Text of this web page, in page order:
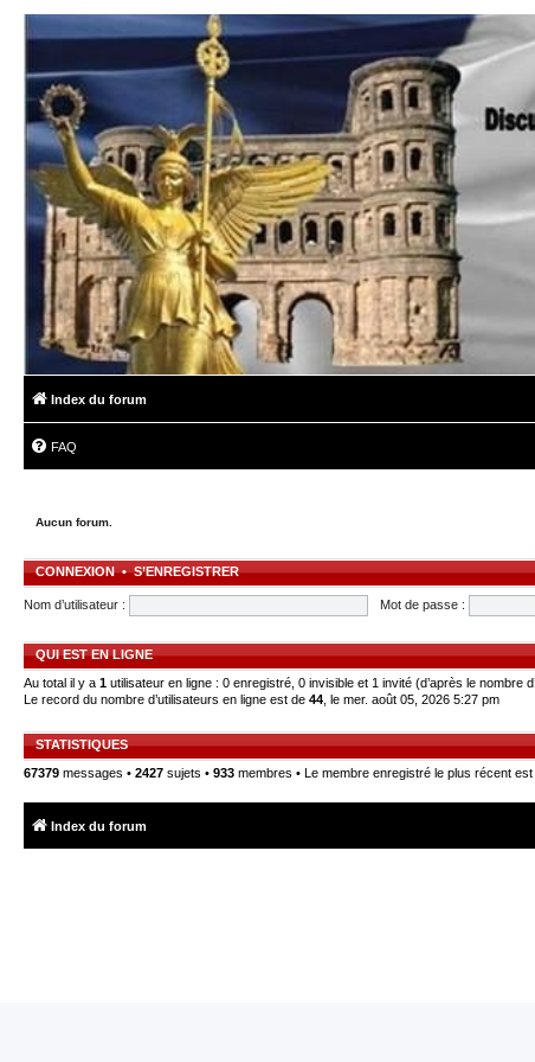
Index du forum
FAQ
Aucun forum.
CONNEXION•S’ENREGISTRER
Nom d’utilisateur : Mot de passe :
QUI EST EN LIGNE
Au total il y a 1 utilisateur en ligne : 0 enregistré, 0 invisible et 1 invité (d’après le nombre
Le record du nombre d’utilisateurs en ligne est de 44 , le mer. août 05, 2026 5:27 pm
STATISTIQUES
67379 messages • 2427 sujets • 933 membres • Le membre enregistré le plus récent est
Index du forum